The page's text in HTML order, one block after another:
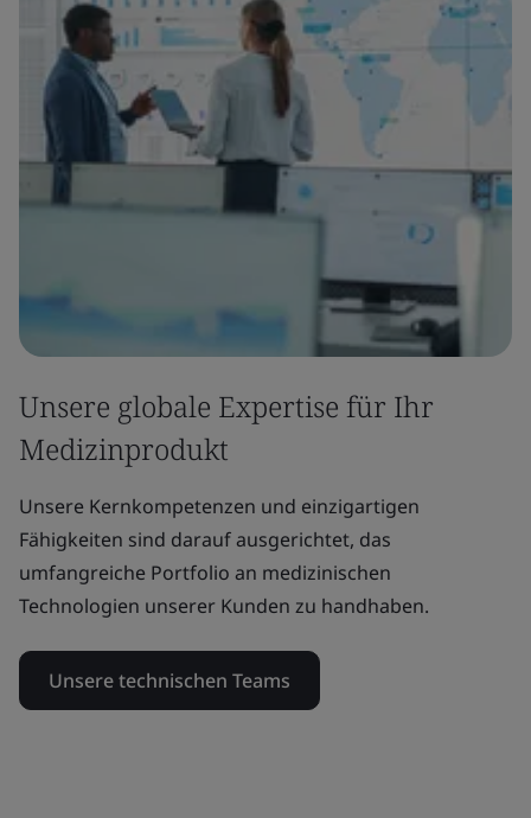
Unsere globale Expertise für Ihr
Medizinprodukt
Unsere Kernkompetenzen und einzigartigen
Fähigkeiten sind darauf ausgerichtet, das
umfangreiche Portfolio an medizinischen
Technologien unserer Kunden zu handhaben.
Unsere technischen Teams